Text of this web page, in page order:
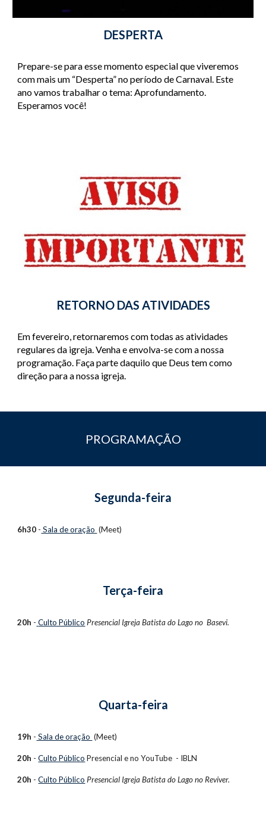
DESPERTA
Prepare-se para esse momento especial que viveremos
com mais um “Desperta” no período de Carnaval. Este
ano vamos trabalhar o tema: Aprofundamento.
Esperamos você!
RETORNO DAS ATIVIDADES
Em fevereiro, retornaremos com todas as atividades
regulares da igreja. Venha e envolva-se com a nossa
programação. Faça parte daquilo que Deus tem como
direção para a nossa igreja.
PROGRAMAÇÃO
Segunda-feira
6h30 - Sala de oração (Meet)
Terça-feira
20h - Culto Público Presencial Igreja Batista do Lago no  Basevi.
Quarta-feira
19h - Sala de oração (Meet)
20h - Culto Público Presencial e no YouTube  - IBLN
20h - Culto Público Presencial Igreja Batista do Lago no Reviver.